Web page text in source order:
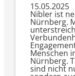
15.05.2025
Nibler ist
Nürnberg.
Menschen
Nürnberg.
sind nicht